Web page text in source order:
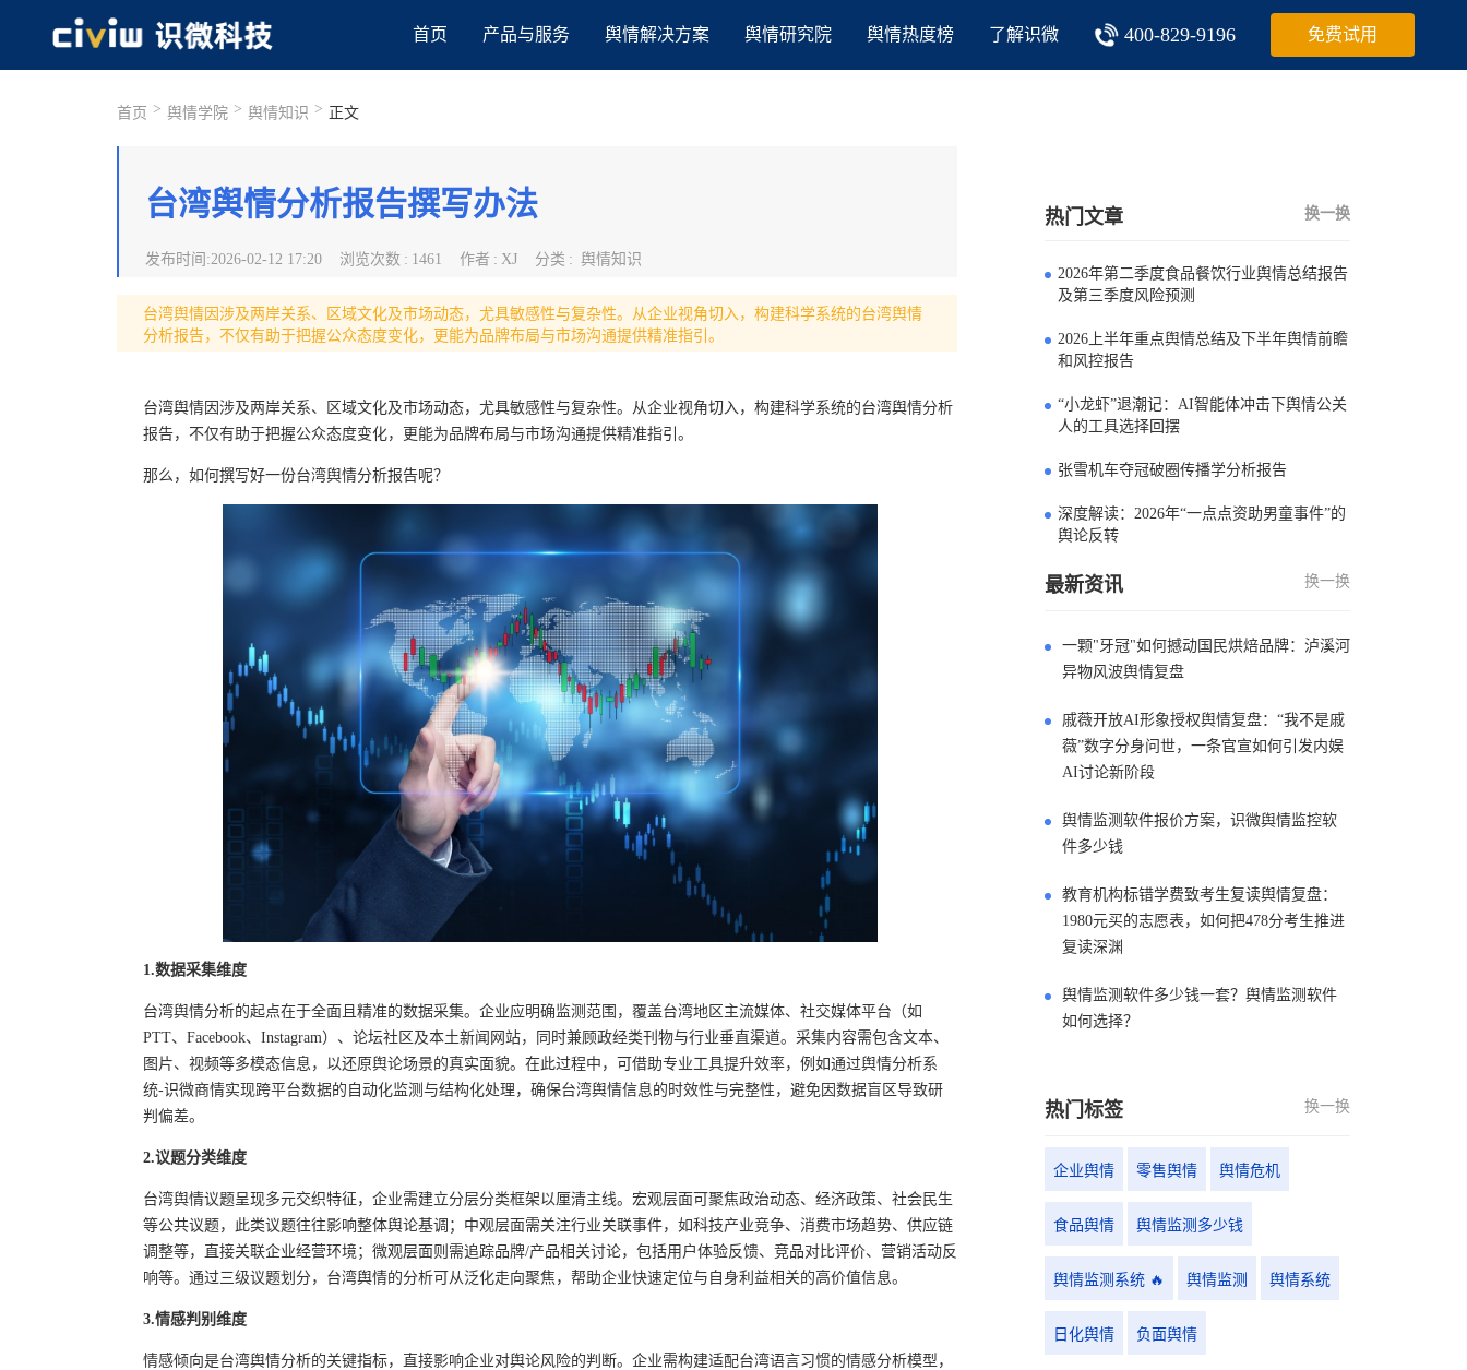
首页 产品与服务 舆情解决方案 舆情研究院 舆情热度榜 了解识微 400-829-9196 免费试用
首页 > 舆情学院 > 舆情知识 > 正文
台湾舆情分析报告撰写办法
发布时间 :2026-02-12 17:20 浏览次数 : 1461 作者 : XJ 分类 : 舆情知识
台湾舆情因涉及两岸关系、区域文化及市场动态，尤具敏感性与复杂性。从企业视角切入，构建科学系统的台湾舆情
分析报告，不仅有助于把握公众态度变化，更能为品牌布局与市场沟通提供精准指引。
台湾舆情因涉及两岸关系、区域文化及市场动态，尤具敏感性与复杂性。从企业视角切入，构建科学系统的台湾舆情分析
报告，不仅有助于把握公众态度变化，更能为品牌布局与市场沟通提供精准指引。
那么，如何撰写好一份台湾舆情分析报告呢？
1.数据采集维度
台湾舆情分析的起点在于全面且精准的数据采集。企业应明确监测范围，覆盖台湾地区主流媒体、社交媒体平台（如
PTT、Facebook、Instagram）、论坛社区及本土新闻网站，同时兼顾政经类刊物与行业垂直渠道。采集内容需包含文本、
图片、视频等多模态信息，以还原舆论场景的真实面貌。在此过程中，可借助专业工具提升效率，例如通过舆情分析系
统-识微商情实现跨平台数据的自动化监测与结构化处理，确保台湾舆情信息的时效性与完整性，避免因数据盲区导致研
判偏差。
2.议题分类维度
台湾舆情议题呈现多元交织特征，企业需建立分层分类框架以厘清主线。宏观层面可聚焦政治动态、经济政策、社会民生
等公共议题，此类议题往往影响整体舆论基调；中观层面需关注行业关联事件，如科技产业竞争、消费市场趋势、供应链
调整等，直接关联企业经营环境；微观层面则需追踪品牌/产品相关讨论，包括用户体验反馈、竞品对比评价、营销活动反
响等。通过三级议题划分，台湾舆情的分析可从泛化走向聚焦，帮助企业快速定位与自身利益相关的高价值信息。
3.情感判别维度
情感倾向是台湾舆情分析的关键指标，直接影响企业对舆论风险的判断。企业需构建适配台湾语言习惯的情感分析模型，
热门文章 换一换
2026年第二季度食品餐饮行业舆情总结报告
及第三季度风险预测
2026上半年重点舆情总结及下半年舆情前瞻
和风控报告
“小龙虾”退潮记：AI智能体冲击下舆情公关
人的工具选择回摆
张雪机车夺冠破圈传播学分析报告
深度解读：2026年“一点点资助男童事件”的
舆论反转
最新资讯 换一换
一颗"牙冠"如何撼动国民烘焙品牌：泸溪河
异物风波舆情复盘
戚薇开放AI形象授权舆情复盘：“我不是戚
薇”数字分身问世，一条官宣如何引发内娱
AI讨论新阶段
舆情监测软件报价方案，识微舆情监控软
件多少钱
教育机构标错学费致考生复读舆情复盘：
1980元买的志愿表，如何把478分考生推进
复读深渊
舆情监测软件多少钱一套？舆情监测软件
如何选择？
热门标签 换一换
企业舆情 零售舆情 舆情危机
食品舆情 舆情监测多少钱
舆情监测系统 🔥 舆情监测 舆情系统
日化舆情 负面舆情